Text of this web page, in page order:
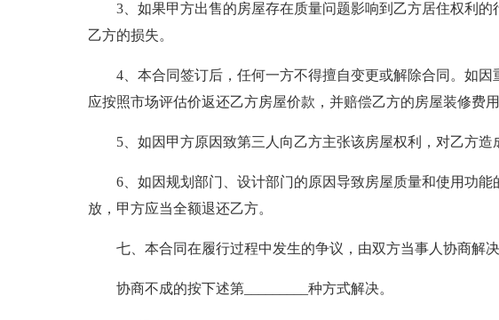
3、如果甲方出售的房屋存在质量问题影响到乙方居住权利
乙方的损失。
4、本合同签订后，任何一方不得擅自变更或解除合同。如
应按照市场评估价返还乙方房屋价款，并赔偿乙方的房屋装修费用
5、如因甲方原因致第三人向乙方主张该房屋权利，对乙方造
6、如因规划部门、设计部门的原因导致房屋质量和使用功
放，甲方应当全额退还乙方。
七、本合同在履行过程中发生的争议，由双方当事人协商解决
协商不成的按下述第_________种方式解决。